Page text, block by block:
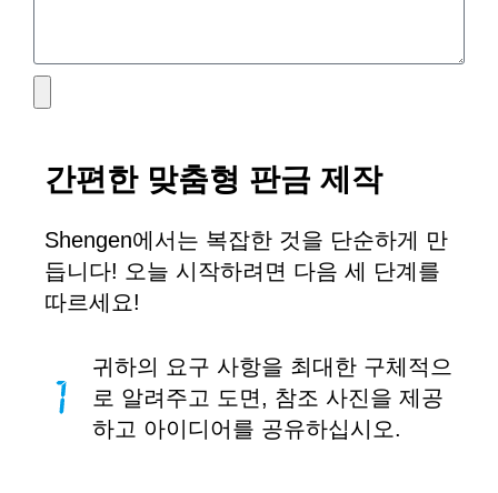
간편한 맞춤형 판금 제작
Shengen에서는 복잡한 것을 단순하게 만
듭니다! 오늘 시작하려면 다음 세 단계를
따르세요!
귀하의 요구 사항을 최대한 구체적으
로 알려주고 도면, 참조 사진을 제공
하고 아이디어를 공유하십시오.